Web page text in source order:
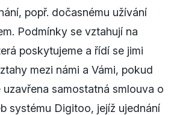
popř. dočasnému užívání
Podmínky se vztahují na
poskytujeme a řídí se jimi
mezi námi a Vámi, pokud
uzavřena samostatná smlouva o
systému Digitoo, jejíž ujednání